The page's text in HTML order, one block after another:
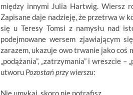
między innymi Julia Hartwig. Wiersz
Zapisane daje nadzieję, że przetrwa w
się u Teresy Tomsi z namysłu nad
podejmowane wersem zjawiającym
zarazem, ukazuje owo trwanie jako coś
„podążania”, „zatrzymania” i wreszcie
utworu Pozostań przy wierszu:
Nie umykaj, skoro nie potrafisz